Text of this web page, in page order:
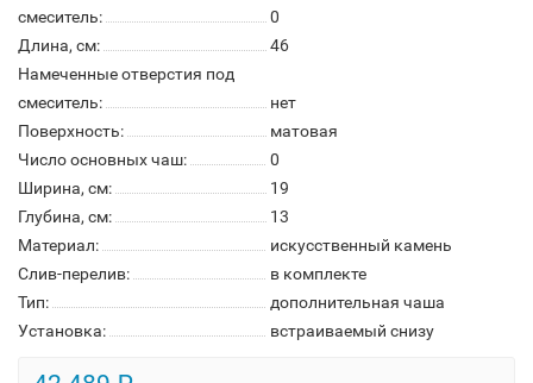
смеситель:
0
Длина, см:
46
Намеченные отверстия под
смеситель:
нет
Поверхность:
матовая
Число основных чаш:
0
Ширина, см:
19
Глубина, см:
13
Материал:
искусственный камень
Слив-перелив:
в комплекте
Тип:
дополнительная чаша
Установка:
встраиваемый снизу